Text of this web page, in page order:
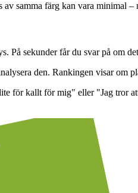
samma färg kan vara minimal –
På sekunder får du svar på om
den. Rankingen visar om
för kallt för mig" eller "Jag tror